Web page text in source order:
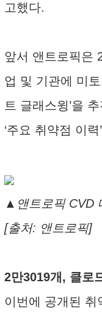
고했다.
앞서 앤트로픽은
업 및 기관에 미
트 글래스윙’을
‘주요 취약점 이
▲앤트로픽 CVD
[출처: 앤트로픽]
2만3019개, 클로
이번에 공개된 취